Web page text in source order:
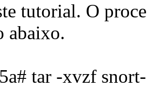
tutorial. O
abaixo.
tar -xvzf